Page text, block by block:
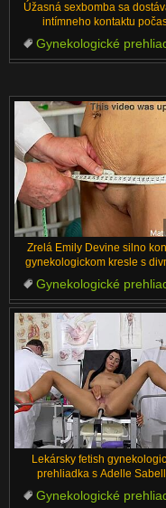
Úžasná sexbomba sa
intímneho kontaktu
vyšetrenia pacienta
Gynekologické
Cowgirl
Prsia
Zrelá Emily Devine silno
gynekologickom kresle s
doktorom
Gynekologické
Striekanie
Šukanie
Spekulum
Lekársky fetish
prehliadka s Adelle
Gynekologické